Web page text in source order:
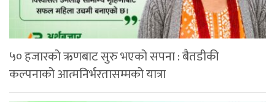
५० हजारको ऋणबाट सुरु भएको सपना : बैतडीकी
कल्पनाको आत्मनिर्भरतासम्मको यात्रा